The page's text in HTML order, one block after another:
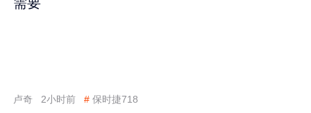
卢奇 2小时前 # 保时捷718